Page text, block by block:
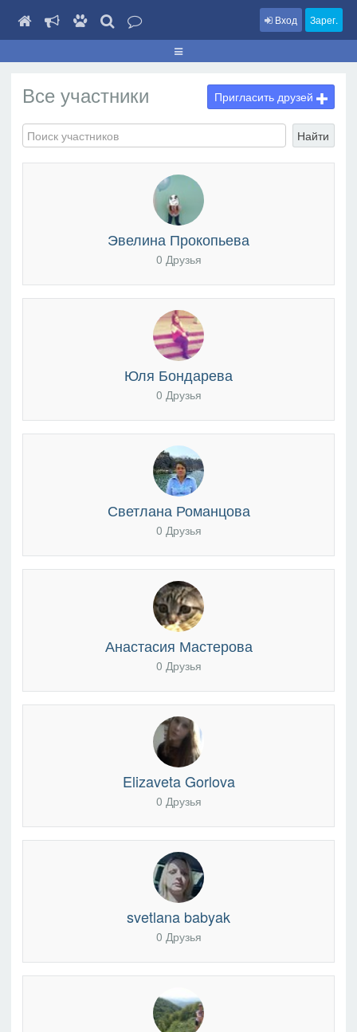
Вход Зарег.
Все участники
Найти
Пригласить друзей
Эвелина Прокопьева
0 Друзья
Юля Бондарева
0 Друзья
Светлана Романцова
0 Друзья
Анастасия Мастерова
0 Друзья
Elizaveta Gorlova
0 Друзья
svetlana babyak
0 Друзья